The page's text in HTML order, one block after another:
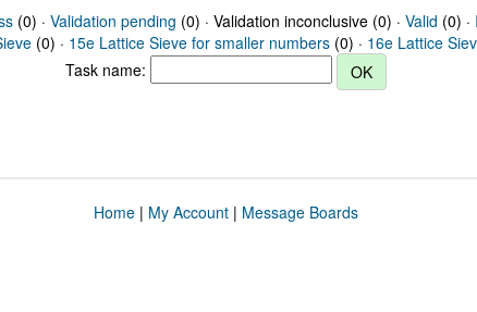
(0) · Validation pending (0) · Validation inconclusive (0) · Valid (0) ·
(0) · 15e Lattice Sieve for smaller numbers (0) · 16e Lattice
Task name:
Home| My Account| Message Boards